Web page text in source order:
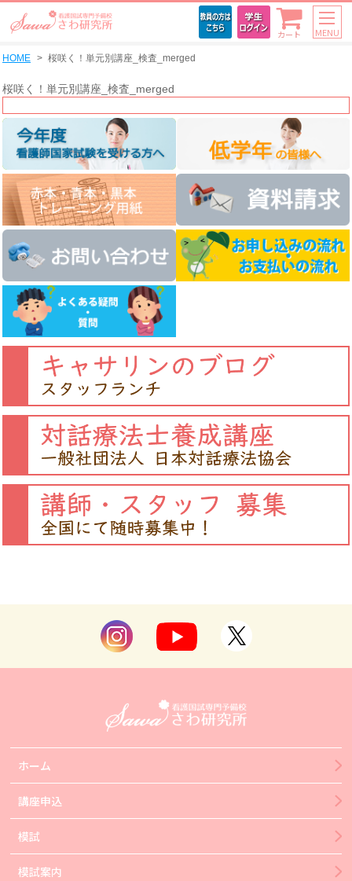
カート MENU
HOME 桜咲く！単元別講座_検査_merged
桜咲く！単元別講座_検査_merged
ホーム
講座申込
模試
模試案内